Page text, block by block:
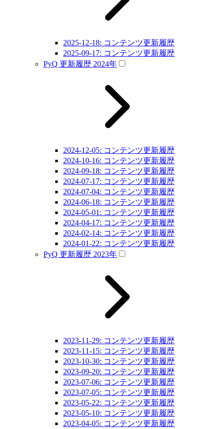
2025-12-18: コンテンツ更新履歴
2025-09-17: コンテンツ更新履歴
PyQ 更新履歴 2024年
2024-12-05: コンテンツ更新履歴
2024-10-16: コンテンツ更新履歴
2024-09-18: コンテンツ更新履歴
2024-07-17: コンテンツ更新履歴
2024-07-04: コンテンツ更新履歴
2024-06-18: コンテンツ更新履歴
2024-05-01: コンテンツ更新履歴
2024-04-17: コンテンツ更新履歴
2024-02-14: コンテンツ更新履歴
2024-01-22: コンテンツ更新履歴
PyQ 更新履歴 2023年
2023-11-29: コンテンツ更新履歴
2023-11-15: コンテンツ更新履歴
2023-10-30: コンテンツ更新履歴
2023-09-20: コンテンツ更新履歴
2023-07-06: コンテンツ更新履歴
2023-07-05: コンテンツ更新履歴
2023-05-22: コンテンツ更新履歴
2023-05-10: コンテンツ更新履歴
2023-04-05: コンテンツ更新履歴